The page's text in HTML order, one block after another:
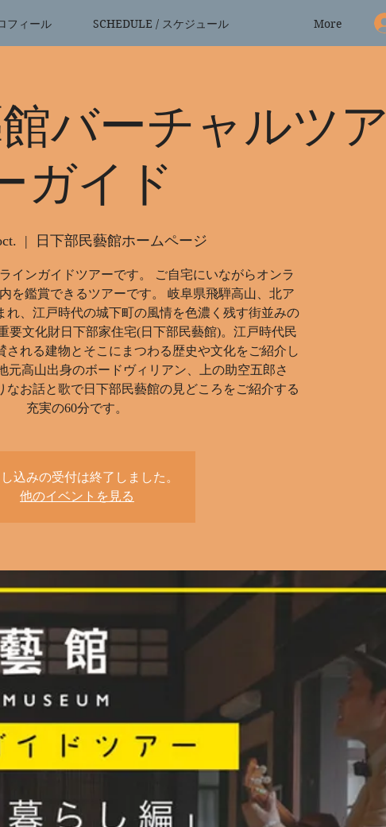
フィール SCHEDULE / スケジュール More
バーチャルツア
ガイド
  |
日下部民藝館ホームページ
インガイドツアーです。 ご自宅にいながらオンラ
を鑑賞できるツアーです。 岐阜県飛騨高山、北ア
れ、江戸時代の城下町の風情を色濃く残す街並みの
要文化財日下部家住宅(日下部民藝館)。江戸時代民
される建物とそこにまつわる歴史や文化をご紹介し
元高山出身のボードヴィリアン、上の助空五郎さ
なお話と歌で日下部民藝館の見どころをご紹介する
充実の60分です。
込みの受付は終了しました。
他のイベントを見る